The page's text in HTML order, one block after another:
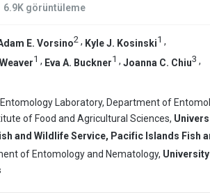
6.9K görüntüleme
E. Vorsino2 , Kyle J. Kosinski1 ,
1 , Eva A. Buckner1 , Joanna C. Chiu3 ,
Laboratory, Department of
of Food and Agricultural Sciences,
and Wildlife Service, Pacific Islands Fish
of Entomology and Nematology,